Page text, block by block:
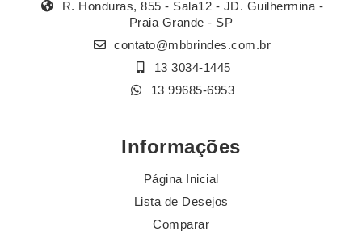
R. Honduras, 855 - Sala12 - JD. Guilhermina -
Praia Grande - SP
contato@mbbrindes.com.br
13 3034-1445
13 99685-6953
Informações
Página Inicial
Lista de Desejos
Comparar